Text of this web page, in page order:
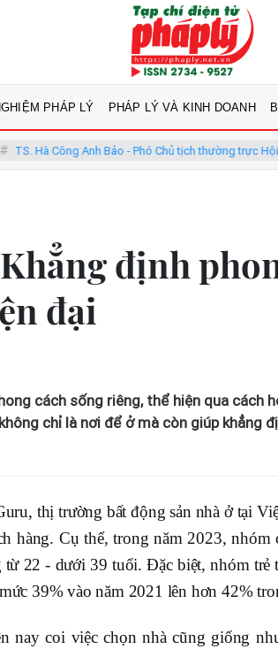
PHÁP LÝ PHÁP LÝ VÀ KINH DOANH
Anh Bảo - Phó Chủ tịch thường trực Hội đồng
định
đại
cách sống riêng, thể hiện qua cách
chỉ là nơi để ở mà còn giúp khẳng
thị trường bất động sản nhà ở tại
hàng. Cụ thể, trong năm 2023, nhóm
từ 22 - dưới 39 tuổi. Đặc biệt, nhóm trẻ
39% vào năm 2021 lên hơn 42%
nay coi việc chọn nhà cũng giống